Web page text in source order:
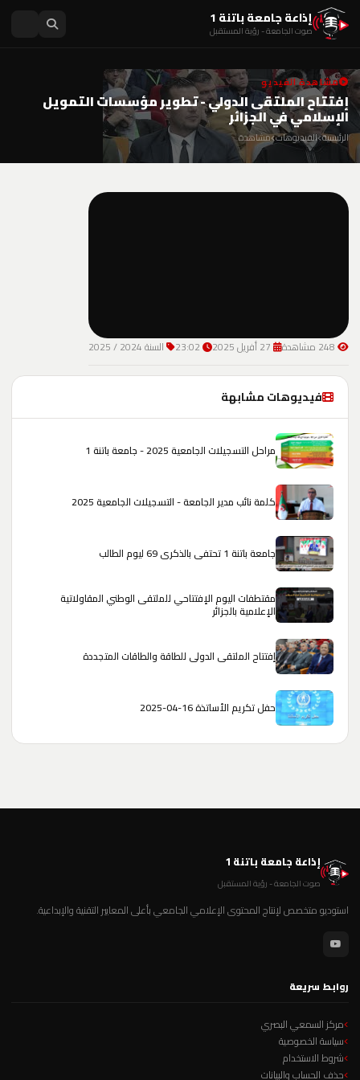
إذاعة جامعة باتنة 1
صوت الجامعة - رؤية المستقبل
مشاهدة الفيديو
إفتتاح الملتقى الدولي - تطوير مؤسسات التمويل
الإسلامي في الجزائر
الرئيسية الفيديوهات مشاهدة
السنة 2024 / 2025
فيديوهات مشابهة
مراحل التسجيلات الجامعية 2025 - جامعة باتنة 1
كلمة نائب مدير الجامعة - التسجيلات الجامعية 2025
جامعة باتنة 1 تحتفي بالذكرى 69 ليوم الطالب
مقتطفات اليوم الإفتتاحي للملتقى الوطني المقاولاتية
الإعلامية بالجزائر
إفتتاح الملتقى الدولي للطاقة والطاقات المتجددة
حفل تكريم الأساتذة 16-04-2025
إذاعة جامعة باتنة 1
صوت الجامعة - رؤية المستقبل
استوديو متخصص لإنتاج المحتوى الإعلامي الجامعي بأعلى المعايير التقنية والإبداعية.
روابط سريعة
مركز السمعي البصري
سياسة الخصوصية
شروط الاستخدام
حذف الحساب والبيانات